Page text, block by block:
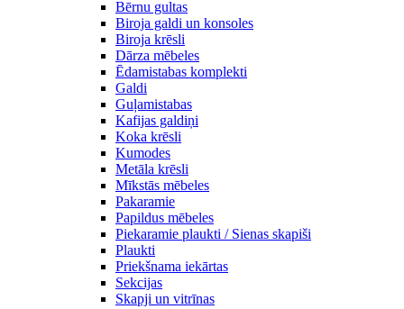
Bērnu gultas
Biroja galdi un konsoles
Biroja krēsli
Dārza mēbeles
Ēdamistabas komplekti
Galdi
Guļamistabas
Kafijas galdiņi
Koka krēsli
Kumodes
Metāla krēsli
Mīkstās mēbeles
Pakaramie
Papildus mēbeles
Piekaramie plaukti / Sienas skapiši
Plaukti
Priekšnama iekārtas
Sekcijas
Skapji un vitrīnas